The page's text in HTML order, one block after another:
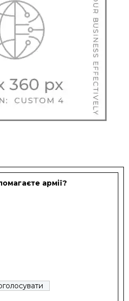
армії?